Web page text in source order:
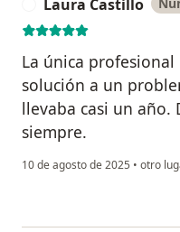
Laura Castillo
La única
solución a un
llevaba casi un año.
siempre.
10 de agosto de 2025 • otro